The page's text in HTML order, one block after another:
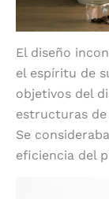
El diseño
el espíritu de
objetivos del
estructuras
Se
eficiencia del